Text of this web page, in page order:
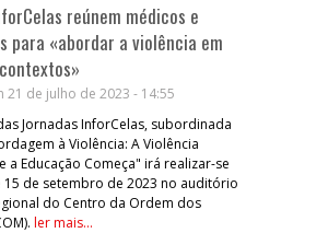
reúnem médicos e
para «abordar a violência em
21 de julho de 2023 - 14:55
Jornadas InforCelas, subordinada
à Violência: A Violência
a Educação Começa" irá realizar-se
15 de setembro de 2023 no auditório
do Centro da Ordem dos
ler mais...